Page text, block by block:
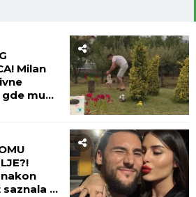
Milan
mu
saznala u